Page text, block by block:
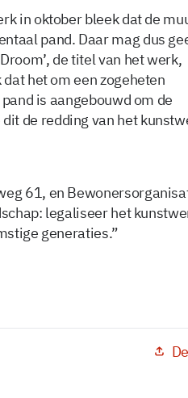
in oktober bleek dat de
pand. Daar mag dus
de titel van het werk,
het om een zogeheten
is aangebouwd om de
de redding van het
61, en
legaliseer het
generaties.”